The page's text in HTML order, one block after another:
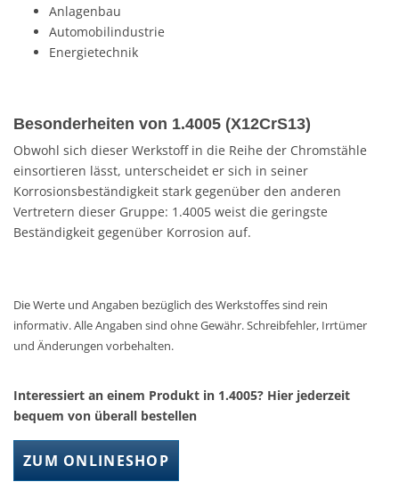
Anlagenbau
Automobilindustrie
Energietechnik
Besonderheiten von 1.4005 (X12CrS13)
Obwohl sich dieser Werkstoff in die Reihe der Chromstähle
einsortieren lässt, unterscheidet er sich in seiner
Korrosionsbeständigkeit stark gegenüber den anderen
Vertretern dieser Gruppe: 1.4005 weist die geringste
Beständigkeit gegenüber Korrosion auf.
Die Werte und Angaben bezüglich des Werkstoffes sind rein
informativ. Alle Angaben sind ohne Gewähr. Schreibfehler, Irrtümer
und Änderungen vorbehalten.
Interessiert an einem Produkt in 1.4005? Hier jederzeit
bequem von überall bestellen
ZUM ONLINESHOP